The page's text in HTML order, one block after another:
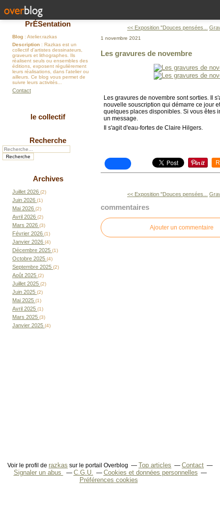
PrÉSentation
Blog : Atelier.razkas
Description : Razkas est un
collectif d'artistes dessinateurs,
graveurs et lithographes. Ils
réalisent seuls ou ensembles des
éditions, exposent régulièrement
leurs réalisations, dans l'atelier ou
ailleurs. Ce blog vous permet de
suivre leurs activités...
Contact
le collectif
Recherche
Archives
Juillet 2026 (2)
Juin 2026 (1)
Mai 2026 (2)
Avril 2026 (2)
Mars 2026 (3)
Février 2026 (1)
Janvier 2026 (4)
Décembre 2025 (1)
Octobre 2025 (4)
Septembre 2025 (2)
Août 2025 (2)
Juillet 2025 (2)
Juin 2025 (2)
Mai 2025 (1)
Avril 2025 (1)
Mars 2025 (3)
Janvier 2025 (4)
<< Exposition "Douces pensées...
1 novembre 2021
Les gravures de novembre
Les gravures de novembre sont sorties. Il
nouvelle souscription qui démarre ce jour
quelques places disponibles. Si vous êtes
un message.
Il s'agit d'eau-fortes de Claire Hilgers.
<< Exposition "Douces pensées...
commentaires
Ajouter un commentaire
Voir le profil de razkas sur le portail Overblog Top articles
Contact
Signaler un abus
C.G.U.
Cookies et données personnelles
Préférences cookies